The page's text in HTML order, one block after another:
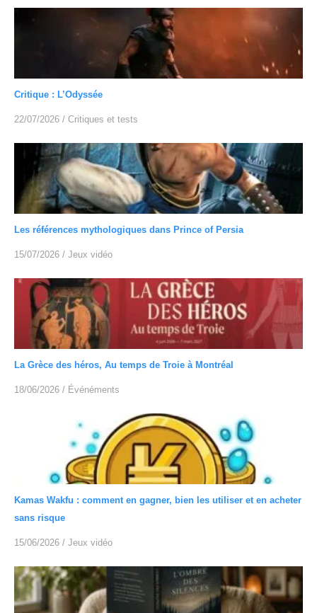
Critique : L’Odyssée
22/07/2026 / Critiques et tests
Les références mythologiques dans Prince of Persia
15/07/2026 / Jeux vidéo
La Grèce des héros, Au temps de Troie à Montréal
18/06/2026 / Événéments
Kamas Wakfu : comment en gagner, bien les utiliser et en acheter
sans risque
15/06/2026 / Jeux vidéo